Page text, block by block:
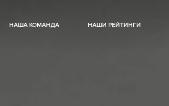
НАША КОМАНДА НАШИ РЕЙТИНГИ